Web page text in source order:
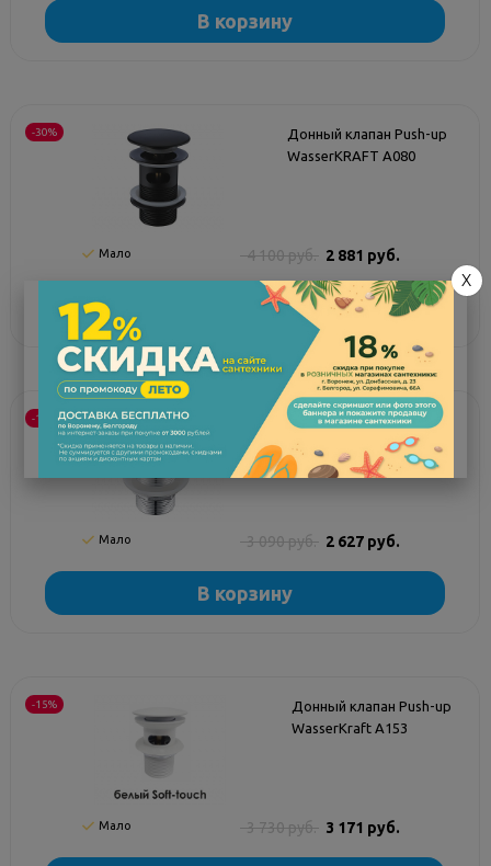
В корзину
-30%
Донный клапан Push-up
WasserKRAFT A080
Мало 4 100 руб. 2 881 руб.
В корзину
-15%
Донный клапан Push-up
WasserKRAFT A024
Мало 3 090 руб. 2 627 руб.
В корзину
-15%
Донный клапан Push-up
WasserKraft A153
Мало 3 730 руб. 3 171 руб.
X